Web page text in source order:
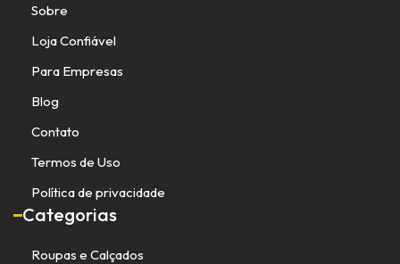
Sobre
Loja Confiável
Para Empresas
Blog
Contato
Termos de Uso
Política de privacidade
Categorias
Roupas e Calçados